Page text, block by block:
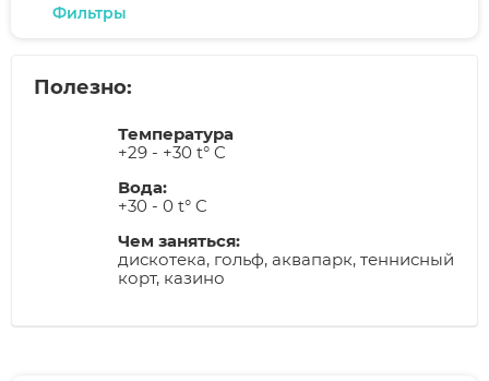
Фильтры
Полезно:
Температура
+29 - +30 t° C
Вода:
+30 - 0 t° C
Чем заняться:
дискотека, гольф, аквапарк, теннисный
корт, казино